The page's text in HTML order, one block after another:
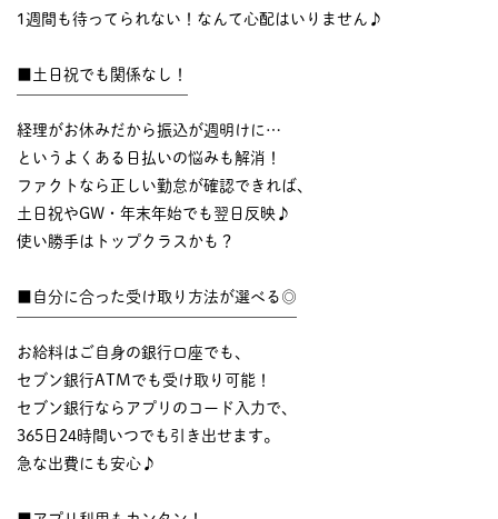
1週間も待ってられない！なんて心配はいりません♪
■土日祝でも関係なし！
経理がお休みだから振込が週明けに…
というよくある日払いの悩みも解消！
ファクトなら正しい勤怠が確認できれば、
土日祝やGW・年末年始でも翌日反映♪
使い勝手はトップクラスかも？
■自分に合った受け取り方法が選べる◎
お給料はご自身の銀行口座でも、
セブン銀行ATMでも受け取り可能！
セブン銀行ならアプリのコード入力で、
365日24時間いつでも引き出せます。
急な出費にも安心♪